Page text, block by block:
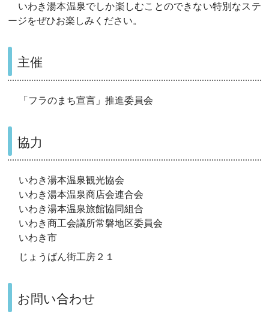
いわき湯本温泉でしか楽しむことのできない特別なステ
ージをぜひお楽しみください。
主催
「フラのまち宣言」推進委員会
協力
いわき湯本温泉観光協会
いわき湯本温泉商店会連合会
いわき湯本温泉旅館協同組合
いわき商工会議所常磐地区委員会
いわき市
じょうばん街工房２１
お問い合わせ